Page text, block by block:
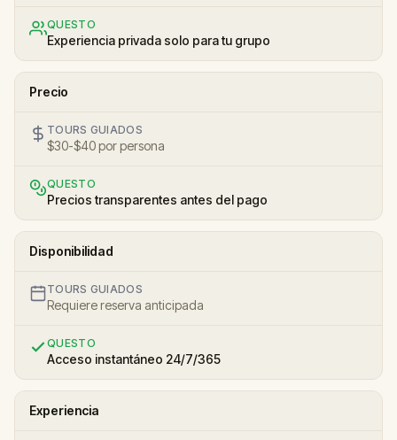
QUESTO
Experiencia privada solo para tu grupo
Precio
TOURS GUIADOS
$30-$40 por persona
QUESTO
Precios transparentes antes del pago
Disponibilidad
TOURS GUIADOS
Requiere reserva anticipada
QUESTO
Acceso instantáneo 24/7/365
Experiencia